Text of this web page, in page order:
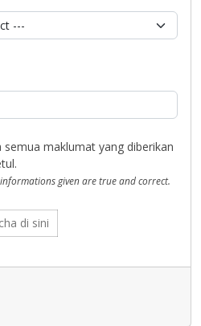
semua maklumat yang diberikan
given are true and correct.